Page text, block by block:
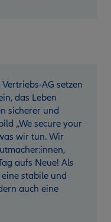
AG setzen
das Leben
sicherer und
„We secure your
wir tun. Wir
aufs Neue! Als
stabile und
auch eine